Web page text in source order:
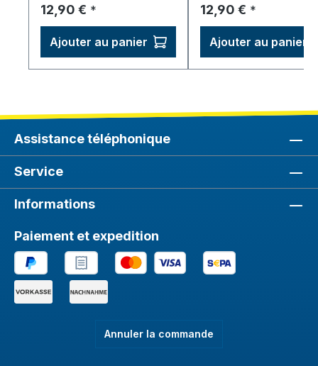
Prix régulier :
12,90 € *
Ajouter au panier
Prix régulier :
12,90 € *
Ajouter au panier
Assistance téléphonique
Service
Informations
Paiement et expedition
Annuler la commande